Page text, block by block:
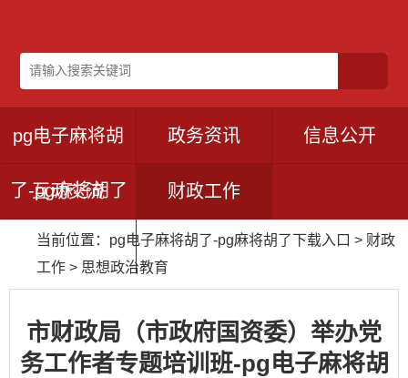
pg电子麻将胡
了-pg麻将胡了
下载入口
政务资讯 信息公开
互动交流 财政工作
当前位置： pg电子麻将胡了-pg麻将胡了下载入口 > 财政
工作 > 思想政治教育
市财政局（市政府国资委）举办党
务工作者专题培训班-pg电子麻将胡